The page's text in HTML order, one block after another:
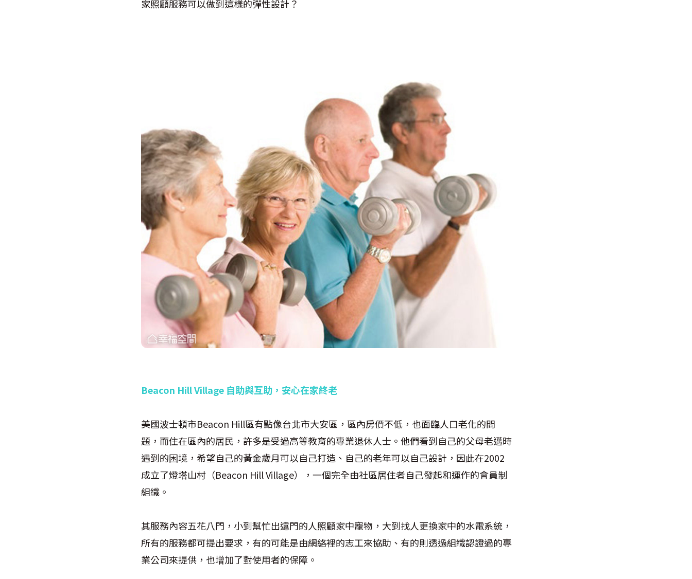
家照顧服務可以做到這樣的彈性設計？
Beacon Hill Village 自助與互助，安心在家終老
美國波士頓市Beacon Hill區有點像台北市大安區，區內房價不低，也面臨人口老化的問
題，而住在區內的居民，許多是受過高等教育的專業退休人士。他們看到自己的父母老邁時
遇到的困境，希望自己的黃金歲月可以自己打造、自己的老年可以自己設計，因此在2002
成立了燈塔山村（Beacon Hill Village），一個完全由社區居住者自己發起和運作的會員制
組織。
其服務內容五花八門，小到幫忙出遠門的人照顧家中寵物，大到找人更換家中的水電系統，
所有的服務都可提出要求，有的可能是由網絡裡的志工來協助、有的則透過組織認證過的專
業公司來提供，也增加了對使用者的保障。